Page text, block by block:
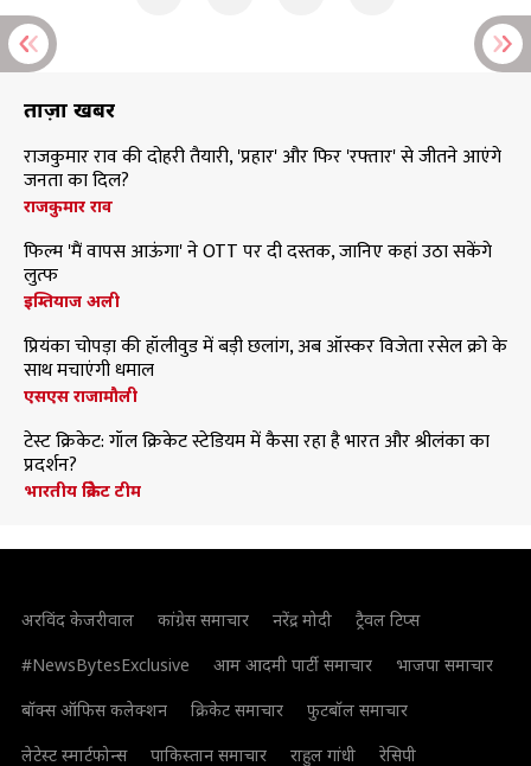
ताज़ा खबरें
राजकुमार राव की दोहरी तैयारी, 'प्रहार' और फिर 'रफ्तार' से जीतने आएंगे
जनता का दिल?
राजकुमार राव
फिल्म 'मैं वापस आऊंगा' ने OTT पर दी दस्तक, जानिए कहां उठा सकेंगे
लुत्फ
इम्तियाज अली
प्रियंका चोपड़ा की हॉलीवुड में बड़ी छलांग, अब ऑस्कर विजेता रसेल क्रो के
साथ मचाएंगी धमाल
एसएस राजामौली
टेस्ट क्रिकेट: गॉल क्रिकेट स्टेडियम में कैसा रहा है भारत और श्रीलंका का
प्रदर्शन?
भारतीय क्रिकेट टीम
अरविंद केजरीवाल कांग्रेस समाचार नरेंद्र मोदी
ट्रैवल टिप्स
#NewsBytesExclusive
आम आदमी पार्टी समाचार
भाजपा समाचार
बॉक्स ऑफिस कलेक्शन
क्रिकेट समाचार
फुटबॉल समाचार
लेटेस्ट स्मार्टफोन्स
पाकिस्तान समाचार राहुल गांधी रेसिपी